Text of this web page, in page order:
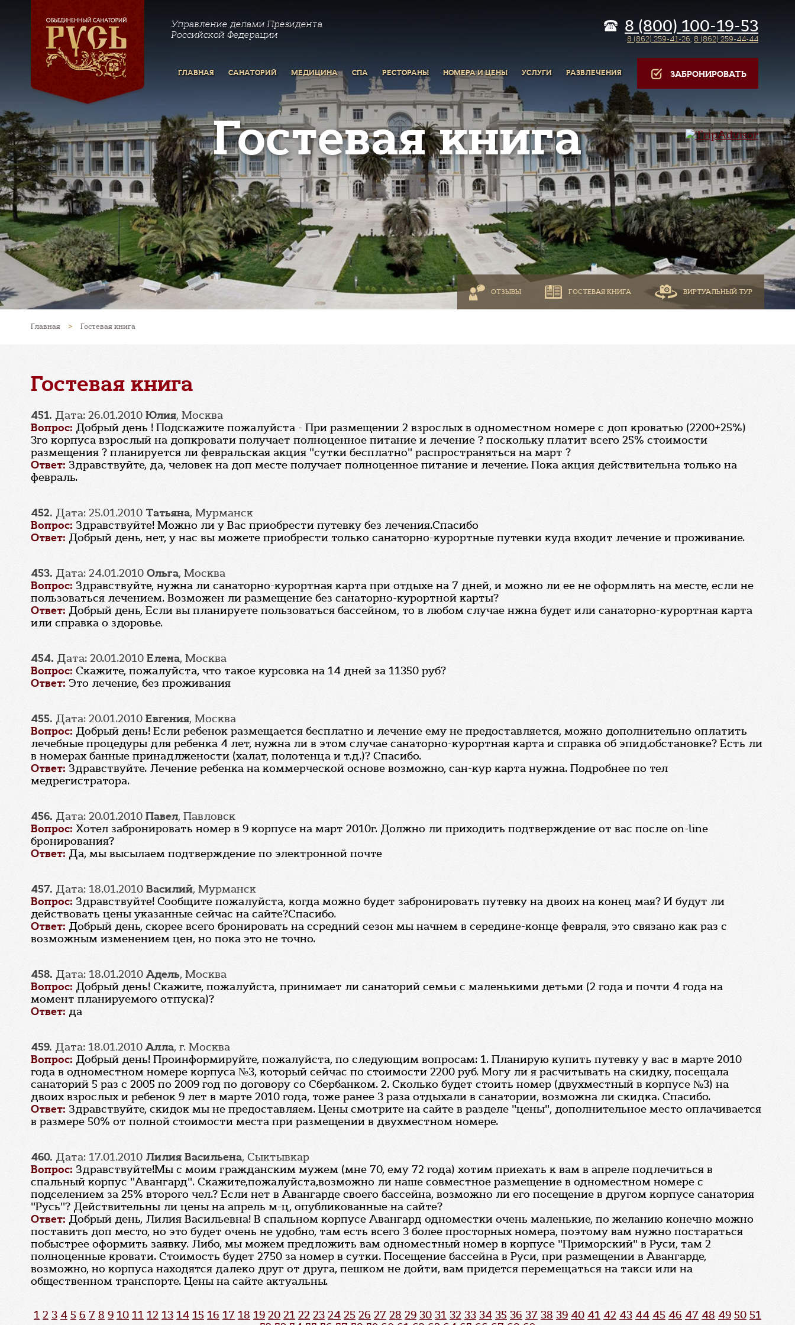
Управление делами Президента
Российской Федерации
8 (800) 100-19-53
8 (862) 259-41-26, 8 (862) 259-44-44
ГЛАВНАЯ САНАТОРИЙ МЕДИЦИНА СПА РЕСТОРАНЫ НОМЕРА И ЦЕНЫ УСЛУГИ РАЗВЛЕЧЕНИЯ ЗАБРОНИРОВАТЬ
Гостевая книга
ОТЗЫВЫ ГОСТЕВАЯ КНИГА ВИРТУАЛЬНЫЙ ТУР
Главная > Гостевая книга
Гостевая книга
451. Дата: 26.01.2010 Юлия, Москва
Вопрос: Добрый день ! Подскажите пожалуйста - При размещении 2 взрослых в одноместном номере с доп кроватью (2200+25%)
3го корпуса взрослый на допкровати получает полноценное питание и лечение ? поскольку платит всего 25% стоимости
размещения ? планируется ли февральская акция "сутки бесплатно" распространяться на март ?
Ответ: Здравствуйте, да, человек на доп месте получает полноценное питание и лечение. Пока акция действительна только на
февраль.
452. Дата: 25.01.2010 Татьяна, Мурманск
Вопрос: Здравствуйте! Можно ли у Вас приобрести путевку без лечения.Спасибо
Ответ: Добрый день, нет, у нас вы можете приобрести только санаторно-курортные путевки куда входит лечение и проживание.
453. Дата: 24.01.2010 Ольга, Москва
Вопрос: Здравствуйте, нужна ли санаторно-курортная карта при отдыхе на 7 дней, и можно ли ее не оформлять на месте, если не
пользоваться лечением. Возможен ли размещение без санаторно-курортной карты?
Ответ: Добрый день, Если вы планируете пользоваться бассейном, то в любом случае нжна будет или санаторно-курортная карта
или справка о здоровье.
454. Дата: 20.01.2010 Елена, Москва
Вопрос: Скажите, пожалуйста, что такое курсовка на 14 дней за 11350 руб?
Ответ: Это лечение, без проживания
455. Дата: 20.01.2010 Евгения, Москва
Вопрос: Добрый день! Если ребенок размещается бесплатно и лечение ему не предоставляется, можно дополнительно оплатить
лечебные процедуры для ребенка 4 лет, нужна ли в этом случае санаторно-курортная карта и справка об эпид.обстановке? Есть ли
в номерах банные принадлжености (халат, полотенца и т.д.)? Спасибо.
Ответ: Здравствуйте. Лечение ребенка на коммерческой основе возможно, сан-кур карта нужна. Подробнее по тел
медрегистратора.
456. Дата: 20.01.2010 Павел, Павловск
Вопрос: Хотел забронировать номер в 9 корпусе на март 2010г. Должно ли приходить подтверждение от вас после on-line
бронирования?
Ответ: Да, мы высылаем подтверждение по электронной почте
457. Дата: 18.01.2010 Василий, Мурманск
Вопрос: Здравствуйте! Сообщите пожалуйста, когда можно будет забронировать путевку на двоих на конец мая? И будут ли
действовать цены указанные сейчас на сайте?Спасибо.
Ответ: Добрый день, скорее всего бронировать на ссредний сезон мы начнем в середине-конце февраля, это связано как раз с
возможным изменением цен, но пока это не точно.
458. Дата: 18.01.2010Адель, Москва
Вопрос: Добрый день! Скажите, пожалуйста, принимает ли санаторий семьи с маленькими детьми (2 года и почти 4 года на
момент планируемого отпуска)?
Ответ: да
459. Дата: 18.01.2010Алла, г. Москва
Вопрос: Добрый день! Проинформируйте, пожалуйста, по следующим вопросам: 1. Планирую купить путевку у вас в марте 2010
года в одноместном номере корпуса №3, который сейчас по стоимости 2200 руб. Могу ли я расчитывать на скидку, посещала
санаторий 5 раз с 2005 по 2009 год по договору со Сбербанком. 2. Сколько будет стоить номер (двухместный в корпусе №3) на
двоих взрослых и ребенок 9 лет в марте 2010 года, тоже ранее 3 раза отдыхали в санатории, возможна ли скидка. Спасибо.
Ответ: Здравствуйте, скидок мы не предоставляем. Цены смотрите на сайте в разделе "цены", дополнительное место оплачивается
в размере 50% от полной стоимости места при размещении в двухместном номере.
460. Дата: 17.01.2010 Лилия Васильена, Сыктывкар
Вопрос: Здравствуйте!Мы с моим гражданским мужем (мне 70, ему 72 года) хотим приехать к вам в апреле подлечиться в
спальный корпус "Авангард". Скажите,пожалуйста,возможно ли наше совместное размещение в одноместном номере с
подселением за 25% второго чел.? Если нет в Авангарде своего бассейна, возможно ли его посещение в другом корпусе санатория
"Русь"? Действительны ли цены на апрель м-ц, опубликованные на сайте?
Ответ: Добрый день, Лилия Васильевна! В спальном корпусе Авангард одноместки очень маленькие, по желанию конечно можно
поставить доп место, но это будет очень не удобно, там есть всего 3 более просторных номера, поэтому вам нужно постараться
побыстрее оформить заявку. Либо, мы можем предложить вам одноместный номер в корпусе "Приморский" в Руси, там 2
полноценные кровати. Стоимость будет 2750 за номер в сутки. Посещение бассейна в Руси, при размещении в Авангарде,
возможно, но корпуса находятся далеко друг от друга, пешком не дойти, вам придется перемещаться на такси или на
общественном транспорте. Цены на сайте актуальны.
1 2 3 4 5 6 7 8 9 10 11 12 13 14 15 16 17 18 19 20 21 22 23 24 25 26 27 28 29 30 31 32 33 34 35 36 37 38 39 40 41 42 43 44 45 46 47 48 49 50 51